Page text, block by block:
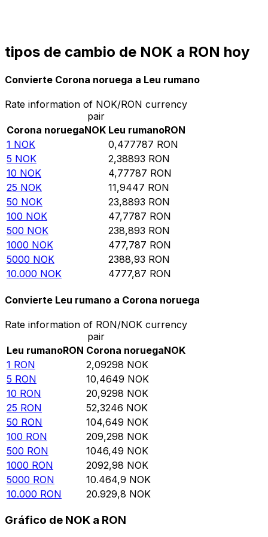
tipos de cambio de NOK a RON hoy
Convierte Corona noruega a Leu rumano
Rate information of NOK/RON currency
pair
Corona noruegaNOK Leu rumanoRON
1 NOK 0,477787 RON
5 NOK 2,38893 RON
10 NOK 4,77787 RON
25 NOK 11,9447 RON
50 NOK 23,8893 RON
100 NOK 47,7787 RON
500 NOK 238,893 RON
1000 NOK 477,787 RON
5000 NOK 2388,93 RON
10.000 NOK 4777,87 RON
Convierte Leu rumano a Corona noruega
Rate information of RON/NOK currency
pair
Leu rumanoRON Corona noruegaNOK
1 RON 2,09298 NOK
5 RON 10,4649 NOK
10 RON 20,9298 NOK
25 RON 52,3246 NOK
50 RON 104,649 NOK
100 RON 209,298 NOK
500 RON 1046,49 NOK
1000 RON 2092,98 NOK
5000 RON 10.464,9 NOK
10.000 RON 20.929,8 NOK
Gráfico de NOK a RON